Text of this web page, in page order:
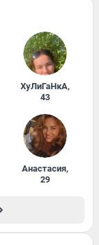
ХуЛиГаНкА,
43
Анастасия,
29